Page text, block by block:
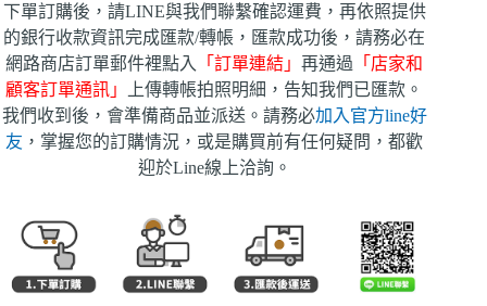
下單訂購後，請LINE與我們聯繫確認運費，再依照提供
的銀行收款資訊完成匯款/轉帳，匯款成功後，請務必在
網路商店訂單郵件裡點入
「訂單連結」再通過 「店家和
顧客訂單通訊」
上傳轉帳拍照明細，告知我們已匯款。
我們收到後，會準備商品並派送。請務必加入官方line好
友 ，掌握您的訂購情況，或是購買前有任何疑問，都歡
迎於Line線上洽詢。